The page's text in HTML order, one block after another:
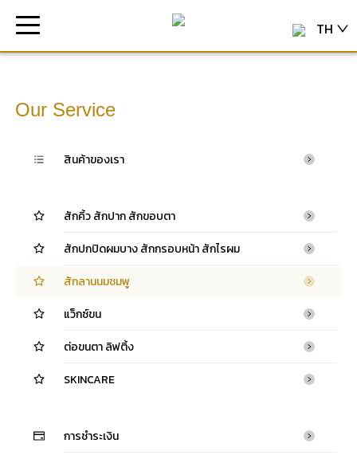
TH
Our Service
สินค้าของเรา
สักคิ้ว สักปาก สักขอบตา
สักปกปิดผมบาง สักกรอบหน้า สักไรผม
สักลานนมชมพู
แว็กซ์ขน
ต่อขนตา ลิฟติ้ง
SKINCARE
การชำระเงิน